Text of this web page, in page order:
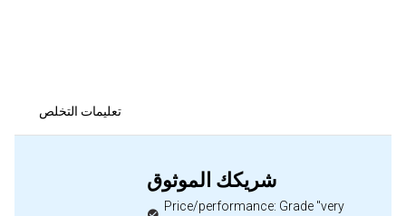
تعليمات التخلص
شريكك الموثوق
Price/performance: Grade "very